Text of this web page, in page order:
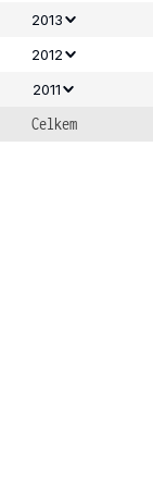
2013
2012
2011
Celkem